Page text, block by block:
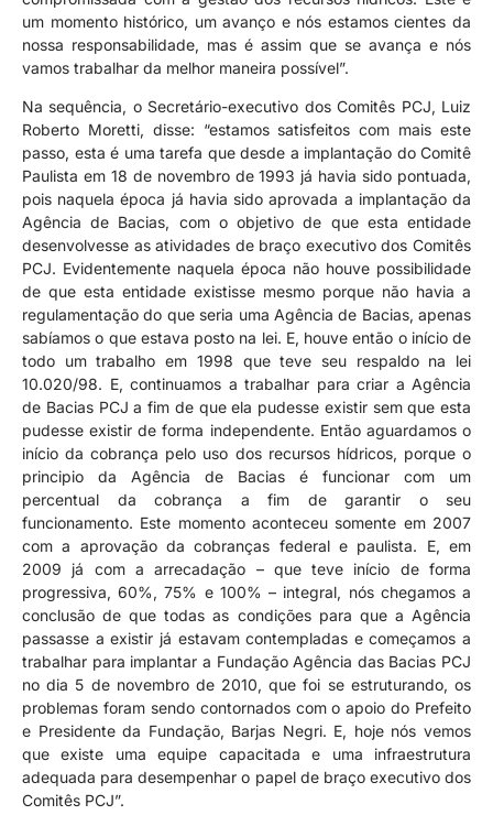
um momento histórico, um avanço e nós estamos cientes da
nossa responsabilidade, mas é assim que se avança e nós
vamos trabalhar da melhor maneira possível”.
Na sequência, o Secretário-executivo dos Comitês PCJ, Luiz
Roberto Moretti, disse: “estamos satisfeitos com mais este
passo, esta é uma tarefa que desde a implantação do Comitê
Paulista em 18 de novembro de 1993 já havia sido pontuada,
pois naquela época já havia sido aprovada a implantação da
Agência de Bacias, com o objetivo de que esta entidade
desenvolvesse as atividades de braço executivo dos Comitês
PCJ. Evidentemente naquela época não houve possibilidade
de que esta entidade existisse mesmo porque não havia a
regulamentação do que seria uma Agência de Bacias, apenas
sabíamos o que estava posto na lei. E, houve então o início de
todo um trabalho em 1998 que teve seu respaldo na lei
10.020/98. E, continuamos a trabalhar para criar a Agência
de Bacias PCJ a fim de que ela pudesse existir sem que esta
pudesse existir de forma independente. Então aguardamos o
início da cobrança pelo uso dos recursos hídricos, porque o
principio da Agência de Bacias é funcionar com um
percentual da cobrança a fim de garantir o seu
funcionamento. Este momento aconteceu somente em 2007
com a aprovação da cobranças federal e paulista. E, em
2009 já com a arrecadação – que teve início de forma
progressiva, 60%, 75% e 100% – integral, nós chegamos a
conclusão de que todas as condições para que a Agência
passasse a existir já estavam contempladas e começamos a
trabalhar para implantar a Fundação Agência das Bacias PCJ
no dia 5 de novembro de 2010, que foi se estruturando, os
problemas foram sendo contornados com o apoio do Prefeito
e Presidente da Fundação, Barjas Negri. E, hoje nós vemos
que existe uma equipe capacitada e uma infraestrutura
adequada para desempenhar o papel de braço executivo dos
Comitês PCJ”.